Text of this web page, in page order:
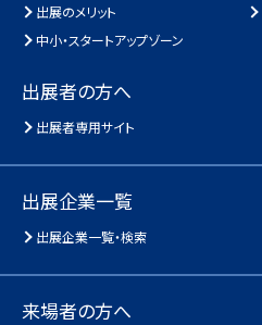
出展のメリット
中小・スタートアップゾーン
出展者の方へ
出展者専用サイト
出展企業一覧
出展企業一覧・検索
来場者の方へ